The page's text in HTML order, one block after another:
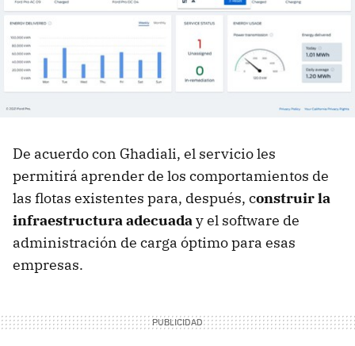
De acuerdo con Ghadiali, el servicio les
permitirá aprender de los comportamientos de
las flotas existentes para, después, construir la
infraestructura adecuaday el software de
administración de carga óptimo para esas
empresas.